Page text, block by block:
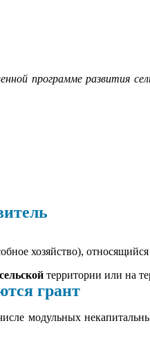
развития
ль
хозяйство),
сельской территории или на
модульных